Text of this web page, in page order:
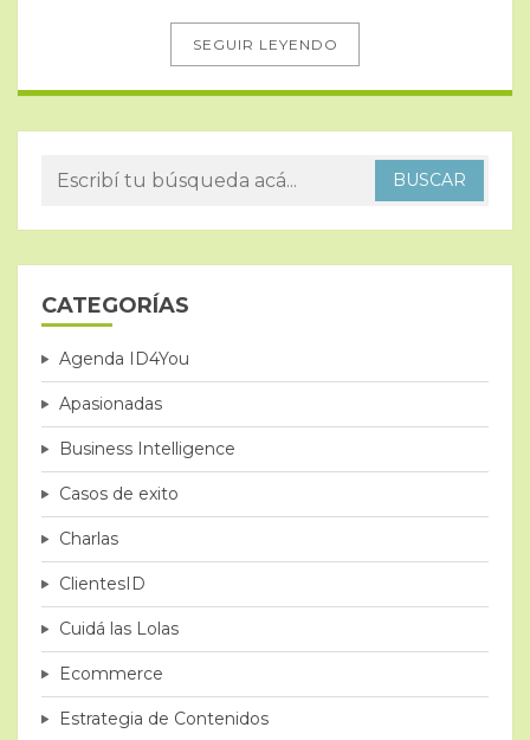
SEGUIR LEYENDO
CATEGORÍAS
Agenda ID4You
Apasionadas
Business Intelligence
Casos de exito
Charlas
ClientesID
Cuidá las Lolas
Ecommerce
Estrategia de Contenidos